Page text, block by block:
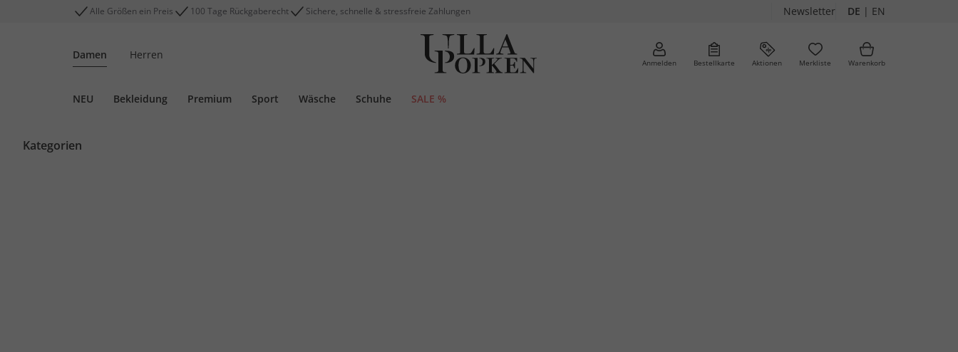
Alle Größen ein Preis 100 Tage Rückgaberecht Sichere, schnelle & stressfreie Zahlungen Newsletter DE | EN
Damen Herren
Anmelden Bestellkarte Aktionen Merkliste Warenkorb
NEU Bekleidung Premium Sport Wäsche Schuhe SALE %
Kategorien